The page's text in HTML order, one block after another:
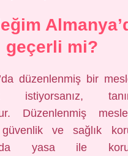
geçerli mi?
düzenlenmiş bir
istiyorsanız,
Düzenlenmiş
ve sağlık
yasa ile